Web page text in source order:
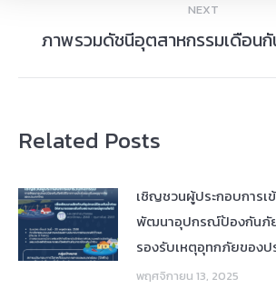
NEXT
Next
ภาพรวมดัชนีอุตสาหกรรมเดือน
Related Posts
เชิญชวนผู้ประกอบการเ
พัฒนาอุปกรณ์ป้องกันภั
รองรับเหตุอุทกภัยของป
พฤศจิกายน 13, 2025